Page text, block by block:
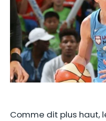
Comme dit plus haut,